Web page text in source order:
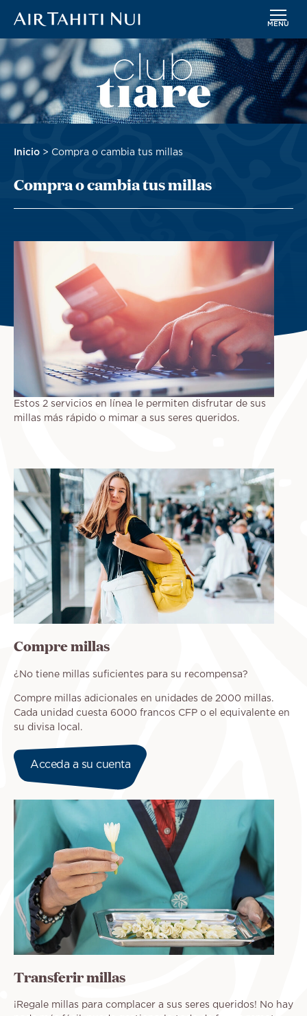
Saltar
al
contenido
principal
MENÚ
Imagen
Sobrescribir
de
a
Inicio Compra o cambia tus millas
Compra o cambia tus millas
Estos 2 servicios en línea le permiten disfrutar de sus
millas más rápido o mimar a sus seres queridos.
Compre millas
¿No tiene millas suficientes para su recompensa?
Compre millas adicionales en unidades de 2000 millas.
Cada unidad cuesta 6000 francos CFP o el equivalente en
su divisa local.
Acceda a su cuenta
Transferir millas
¡Regale millas para complacer a sus seres queridos! No hay